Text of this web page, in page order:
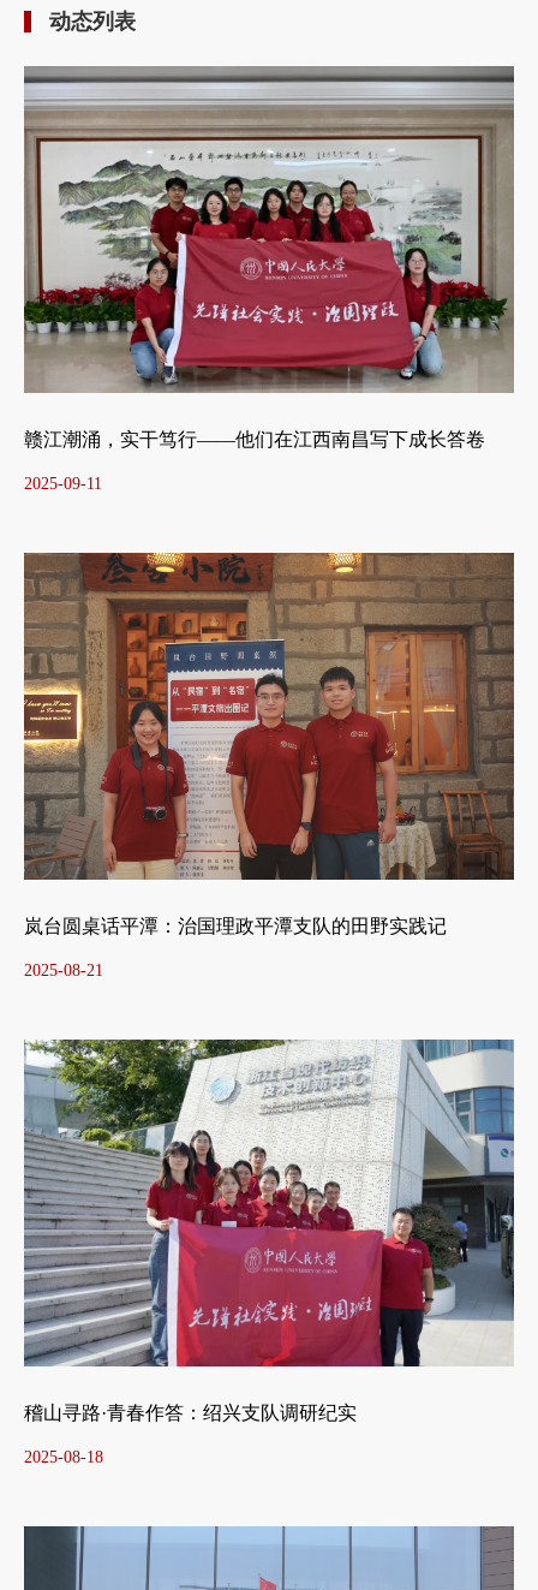
动态列表
赣江潮涌，实干笃行——他们在江西南昌写下成长答卷
2025-09-11
岚台圆桌话平潭：治国理政平潭支队的田野实践记
2025-08-21
稽山寻路·青春作答：绍兴支队调研纪实
2025-08-18